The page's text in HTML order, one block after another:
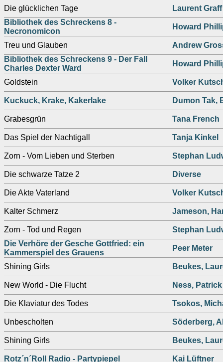
Die glücklichen Tage
Laurent Graff
Bibliothek des Schreckens 8 -
Necronomicon
Howard
Treu und Glauben
Andrew
Bibliothek des Schreckens 9 - Der Fall
Charles Dexter Ward
Howard
Goldstein Volker
Kuckuck, Krake, Kakerlake Dumon Tak,
Grabesgrün Tana French
Das Spiel der Nachtigall Tanja Kinkel
Zorn - Vom Lieben und Sterben Stephan
Die schwarze Tatze 2 Diverse
Die Akte Vaterland Volker
Kalter Schmerz Jameson,
Zorn - Tod und Regen
Stephan
Die Verhöre der Gesche Gottfried: ein
Kammerspiel des Grauens
Peer Meter
Shining Girls Beukes,
New World - Die Flucht Ness, Patrick
Die Klaviatur des Todes Tsokos,
Unbescholten Söderberg,
Shining Girls Beukes,
Rotz´n´Roll Radio - Partypiepel Kai Lüftner